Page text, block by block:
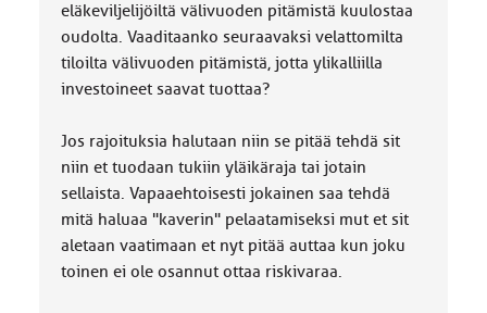
eläkeviljelijöiltä välivuoden pitämistä kuulostaa
oudolta. Vaaditaanko seuraavaksi velattomilta
tiloilta välivuoden pitämistä, jotta ylikalliilla
investoineet saavat tuottaa?
Jos rajoituksia halutaan niin se pitää tehdä sit
niin et tuodaan tukiin yläikäraja tai jotain
sellaista. Vapaaehtoisesti jokainen saa tehdä
mitä haluaa "kaverin" pelaatamiseksi mut et sit
aletaan vaatimaan et nyt pitää auttaa kun joku
toinen ei ole osannut ottaa riskivaraa.